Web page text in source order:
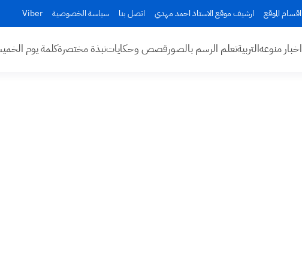
اقسام الموقع ارشيف موقع الاستاذ احمد مهدي اتصل بنا سياسة الخصوصية Viber
اخبار منوعهالتربيةتعلم الرسم بالصورقصص وحكاياتنبذة مختصرةكلمة يوم